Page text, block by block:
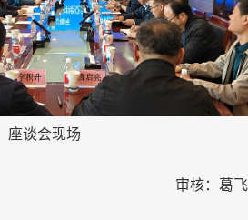
座谈会现场
审核：葛飞